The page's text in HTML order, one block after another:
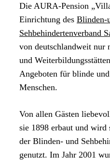
Die AURA-Pension
Einrichtung des Blinden-
Sehbehindertenverband
von deutschlandweit nur
und
Angeboten für blinde
Menschen.
Von allen Gästen
sie 1898 erbaut und
der Blinden- und
genutzt. Im Jahr 2001